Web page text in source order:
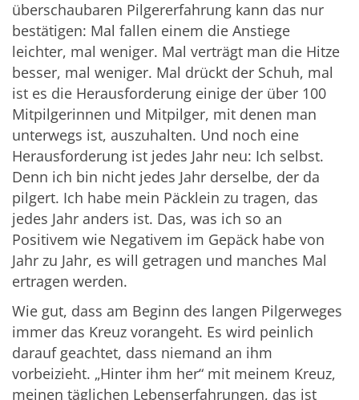
überschaubaren Pilgererfahrung kann das nur
bestätigen: Mal fallen einem die Anstiege
leichter, mal weniger. Mal verträgt man die Hitze
besser, mal weniger. Mal drückt der Schuh, mal
ist es die Herausforderung einige der über 100
Mitpilgerinnen und Mitpilger, mit denen man
unterwegs ist, auszuhalten. Und noch eine
Herausforderung ist jedes Jahr neu: Ich selbst.
Denn ich bin nicht jedes Jahr derselbe, der da
pilgert. Ich habe mein Päcklein zu tragen, das
jedes Jahr anders ist. Das, was ich so an
Positivem wie Negativem im Gepäck habe von
Jahr zu Jahr, es will getragen und manches Mal
ertragen werden.
Wie gut, dass am Beginn des langen Pilgerweges
immer das Kreuz vorangeht. Es wird peinlich
darauf geachtet, dass niemand an ihm
vorbeizieht. „Hinter ihm her“ mit meinem Kreuz,
meinen täglichen Lebenserfahrungen, das ist